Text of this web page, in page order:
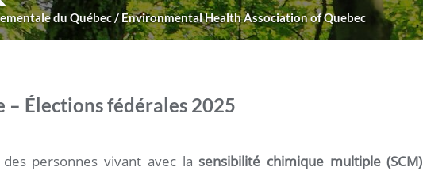
du Québec / Environmental Health Association of Quebec
Élections fédérales 2025
personnes vivant avec la sensibilité chimique multiple (SCM)